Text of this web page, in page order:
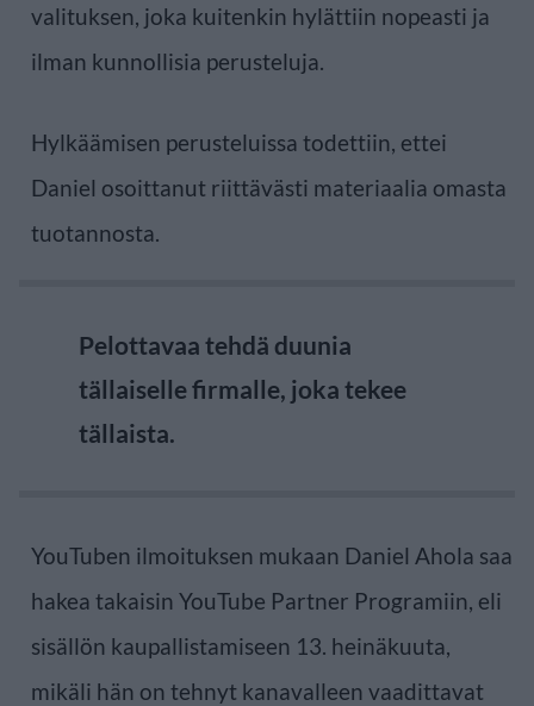
valituksen, joka kuitenkin hylättiin nopeasti ja
ilman kunnollisia perusteluja.
Hylkäämisen perusteluissa todettiin, ettei
Daniel osoittanut riittävästi materiaalia omasta
tuotannosta.
Pelottavaa tehdä duunia
tällaiselle firmalle, joka tekee
tällaista.
YouTuben ilmoituksen mukaan Daniel Ahola saa
hakea takaisin YouTube Partner Programiin, eli
sisällön kaupallistamiseen 13. heinäkuuta,
mikäli hän on tehnyt kanavalleen vaadittavat